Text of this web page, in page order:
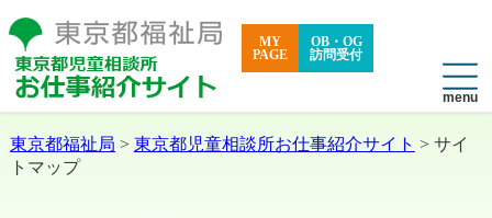
MY
PAGE
OB・OG
訪問受付
東京都福祉局 > 東京都児童相談所お仕事紹介サイト > サイ
トマップ